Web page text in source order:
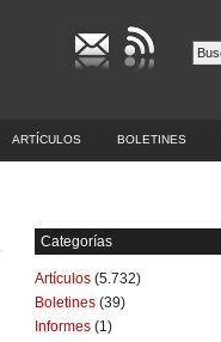
ARTÍCULOS BOLETINES
Categorías
Artículos (5.732)
Boletines (39)
Informes (1)